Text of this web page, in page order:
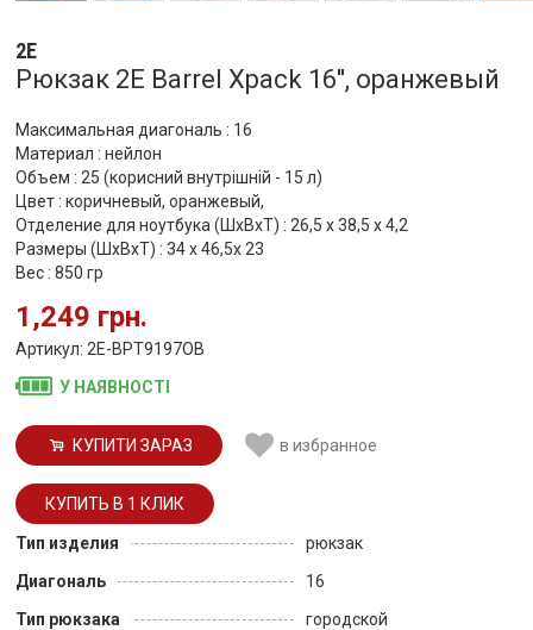
2E
Рюкзак 2E Barrel Xpack 16'', оранжевый
Максимальная диагональ : 16
Материал : нейлон
Объем : 25 (корисний внутрішній - 15 л)
Цвет : коричневый, оранжевый,
Отделение для ноутбука (ШхВхТ) : 26,5 x 38,5 x 4,2
Размеры (ШхВхТ) : 34 x 46,5x 23
Вес : 850 гр
1,249 грн.
Артикул: 2E-BPT9197OB
У НАЯВНОСТІ
КУПИТИ ЗАРАЗ в избранное
Тип изделия
рюкзак
Диагональ
16
Тип рюкзака
городской